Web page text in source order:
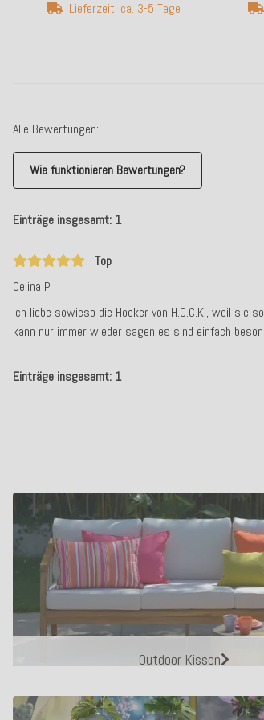
Alle Bewertungen:
Wie funktionieren Bewertungen?
Einträge insgesamt: 1
Top
Celina P
Ich liebe sowieso die Hocker von H.O.C.K., weil
kann nur immer wieder sagen es sind einfach
Einträge insgesamt: 1
Lieferzeit: ca. 3-5 Tage
Outdoor Kissen